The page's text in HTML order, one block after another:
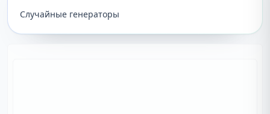
Случайные генераторы